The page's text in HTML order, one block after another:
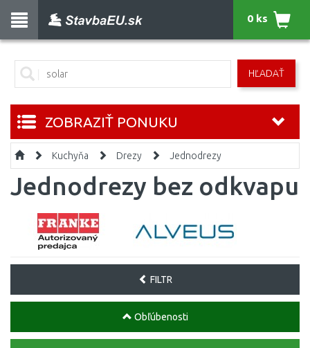
HĽADAŤ
0 ks
ZOBRAZIŤ PONUKU
Kuchyňa Drezy Jednodrezy
Jednodrezy bez odkvapu
FILTR
Obľúbenosti